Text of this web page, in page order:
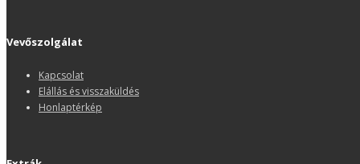
Vevőszolgálat
Kapcsolat
Elállás és visszaküldés
Honlaptérkép